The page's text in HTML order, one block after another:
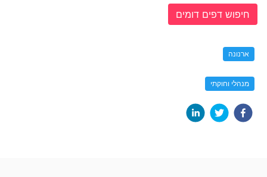
חיפוש דפים דומים
ארנונה
מנהלי וחוקתי